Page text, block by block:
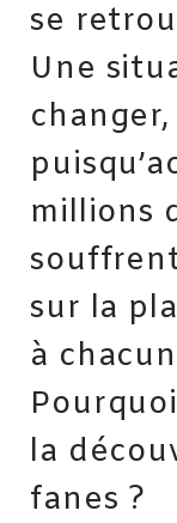
se
Une
changer,
millions
sur la
à
la
fanes ?